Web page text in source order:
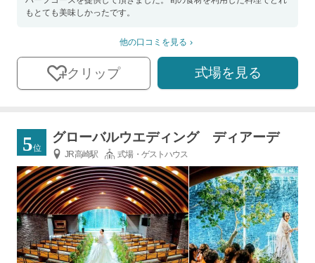
もとても美味しかったです。
他の口コミを見る
クリップ 式場を見る
5位
グローバルウエディング ディアーデ
JR高崎駅 式場・ゲストハウス